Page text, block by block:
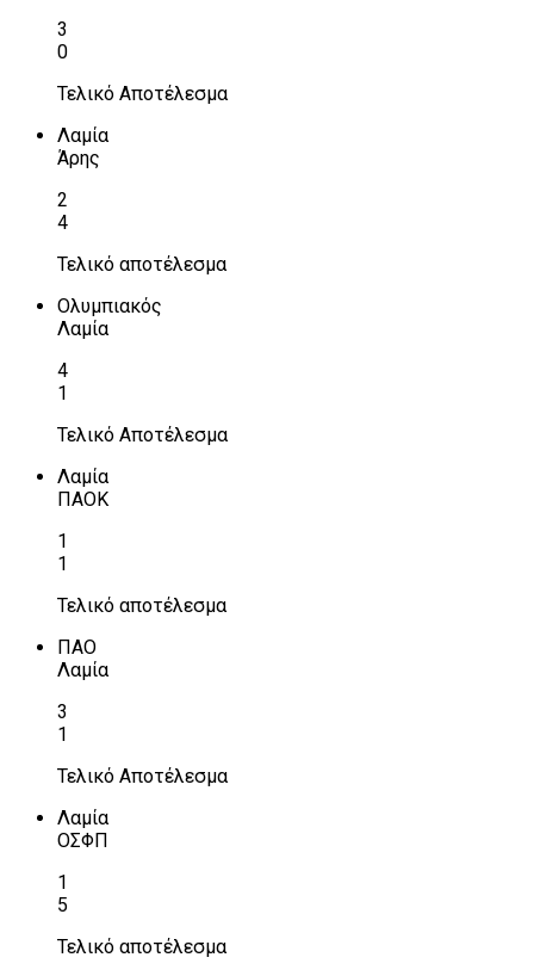
3
0
Τελικό Αποτέλεσμα
Λαμία
Άρης
2
4
Τελικό αποτέλεσμα
Ολυμπιακός
Λαμία
4
1
Τελικό Αποτέλεσμα
Λαμία
ΠΑΟΚ
1
1
Τελικό αποτέλεσμα
ΠΑΟ
Λαμία
3
1
Τελικό Αποτέλεσμα
Λαμία
ΟΣΦΠ
1
5
Τελικό αποτέλεσμα